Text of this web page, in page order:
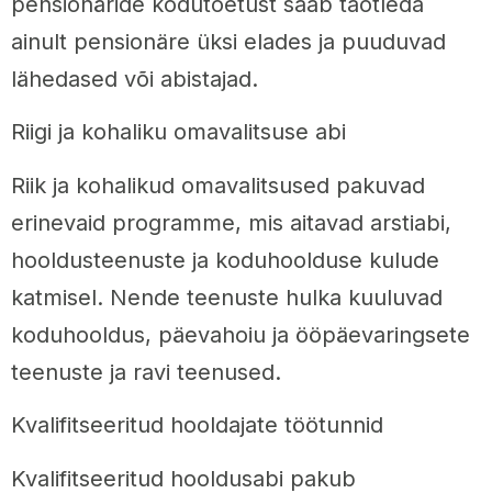
ainult pensionäre üksi elades ja puuduvad
lähedased või abistajad.
Riigi ja kohaliku omavalitsuse abi
Riik ja kohalikud omavalitsused pakuvad
erinevaid programme, mis aitavad arstiabi,
hooldusteenuste ja koduhoolduse kulude
katmisel. Nende teenuste hulka kuuluvad
koduhooldus, päevahoiu ja ööpäevaringsete
teenuste ja ravi teenused.
Kvalifitseeritud hooldajate töötunnid
Kvalifitseeritud hooldusabi pakub